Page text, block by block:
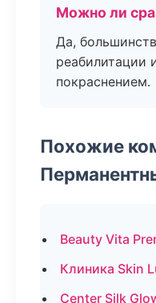
Можно ли
Да,
реабилитации
покраснением.
Похожие
Beauty Vita
Клиника Skin
Center Silk